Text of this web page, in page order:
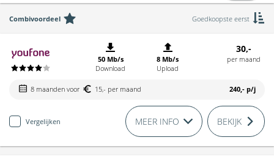
Combivoordeel Goedkoopste eerst
50 Mb/s
Download
8 Mb/s
Upload
30,-
per maand
8 maanden voor 15,- per maand 240,- p/j
Vergelijken MEER INFO BEKIJK